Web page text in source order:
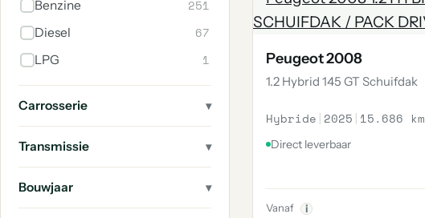
E-3008 1
206 1
E-Partner 1
205 1
203 1
Benzine 251
Diesel 67
LPG 1
Carrosserie
Transmissie
Bouwjaar
Peugeot 2008
1.2 Hybrid 145 GT Schuifdak
Hybride | 2025 | 15.686 km
Direct leverbaar
Vanaf i